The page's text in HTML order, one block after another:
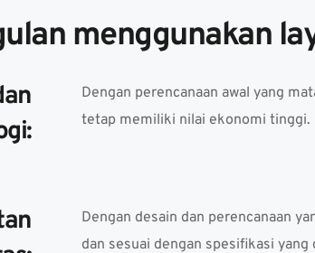
menggunakan
Dengan perencanaan awal yang
tetap memiliki nilai ekonomi tinggi.
Dengan desain dan perencanaan
dan sesuai dengan spesifikasi